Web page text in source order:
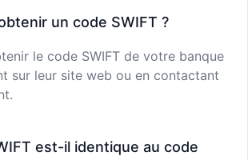
un code SWIFT ?
le code SWIFT de votre banque
sur leur site web ou en contactant
est-il identique au code